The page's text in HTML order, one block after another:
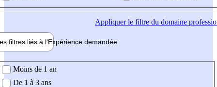
Appliquerle filtre du domaine
filtres liés à l'Expérience demandée
demandée
Moins de 1 an
De 1 à 3 ans